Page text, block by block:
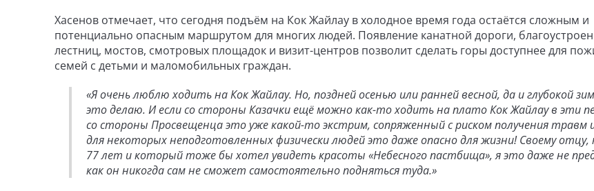
Хасенов отмечает, что сегодня подъём на Кок Жайлау в холодное время года остаётся сложным и
потенциально опасным маршрутом для многих людей. Появление канатной дороги,
лестниц, мостов, смотровых площадок и визит-центров позволит сделать горы доступнее для
семей с детьми и маломобильных граждан.
«Я очень люблю ходить на Кок Жайлау. Но, поздней осенью или ранней весной, да и глубокой
это делаю. И если со стороны Казачки ещё можно как-то ходить на плато Кок Жайлау в эти
со стороны Просвещенца это уже какой-то экстрим, сопряженный с риском получения травм
для некоторых неподготовленных физически людей это даже опасно для жизни! Своему
77 лет и который тоже бы хотел увидеть красоты «Небесного пастбища», я это даже не
как он никогда сам не сможет самостоятельно подняться туда.»